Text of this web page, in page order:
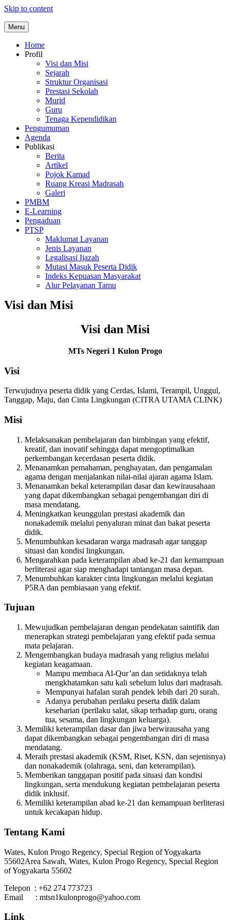
Skip to content
Menu
Home
Profil
Visi dan Misi
Sejarah
Struktur Organisasi
Prestasi Sekolah
Murid
Guru
Tenaga Kependidikan
Pengumuman
Agenda
Publikasi
Berita
Artikel
Pojok Kamad
Ruang Kreasi Madrasah
Galeri
PMBM
E-Learning
Pengaduan
PTSP
Maklumat Layanan
Jenis Layanan
Legalisasi Ijazah
Mutasi Masuk Peserta Didik
Indeks Kepuasan Masyarakat
Alur Pelayanan Tamu
Visi dan Misi
Visi dan Misi
MTs Negeri 1 Kulon Progo
Visi
Terwujudnya peserta didik yang Cerdas, Islami, Terampil, Unggul,
Tanggap, Maju, dan Cinta Lingkungan (CITRA UTAMA CLINK)
Misi
Melaksanakan pembelajaran dan bimbingan yang efektif,
kreatif, dan inovatif sehingga dapat mengoptimalkan
perkembangan kecerdasan peserta didik.
Menanamkan pemahaman, penghayatan, dan pengamalan
agama dengan menjalankan nilai-nilai ajaran agama Islam.
Menanamkan bekal keterampilan dasar dan kewirausahaan
yang dapat dikembangkan sebagai pengembangan diri di
masa mendatang.
Meningkatkan keunggulan prestasi akademik dan
nonakademik melalui penyaluran minat dan bakat peserta
didik.
Menumbuhkan kesadaran warga madrasah agar tanggap
situasi dan kondisi lingkungan.
Mengarahkan pada keterampilan abad ke-21 dan kemampuan
berliterasi agar siap menghadapi tantangan masa depan.
Menumbuhkan karakter cinta lingkungan melalui kegiatan
P5RA dan pembiasaan yang efektif.
Tujuan
Mewujudkan pembelajaran dengan pendekatan saintifik dan
menerapkan strategi pembelajaran yang efektif pada semua
mata pelajaran.
Mengembangkan budaya madrasah yang religius melalui
kegiatan keagamaan.
Mampu membaca Al-Qur’an dan setidaknya telah
mengkhatamkan satu kali sebelum lulus dari madrasah.
Mempunyai hafalan surah pendek lebih dari 20 surah.
Adanya perubahan perilaku peserta didik dalam
keseharian (perilaku salat, sikap terhadap guru, orang
tua, sesama, dan lingkungan keluarga).
Memiliki keterampilan dasar dan jiwa berwirausaha yang
dapat dikembangkan sebagai pengembangan diri di masa
mendatang.
Meraih prestasi akademik (KSM, Riset, KSN, dan sejenisnya)
dan nonakademik (olahraga, seni, dan keterampilan).
Memberikan tanggapan positif pada situasi dan kondisi
lingkungan, serta mendukung kegiatan pembelajaran peserta
didik inklusif.
Memiliki keterampilan abad ke-21 dan kemampuan berliterasi
untuk kecakapan hidup.
Tentang Kami
Wates, Kulon Progo Regency, Special Region of Yogyakarta
55602Area Sawah, Wates, Kulon Progo Regency, Special Region
of Yogyakarta 55602
Telepon : +62 274 773723
Email : mtsn1kulonprogo@yahoo.com
Link